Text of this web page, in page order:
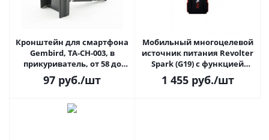
Кронштейн для смартфона
Gembird, TA-CH-003, в
прикуриватель, от 58 до
85мм
97 руб./шт
Мобильный многоцелевой
источник питания Revolter
Spark (G19) с функцией
стартера
1 455руб./шт